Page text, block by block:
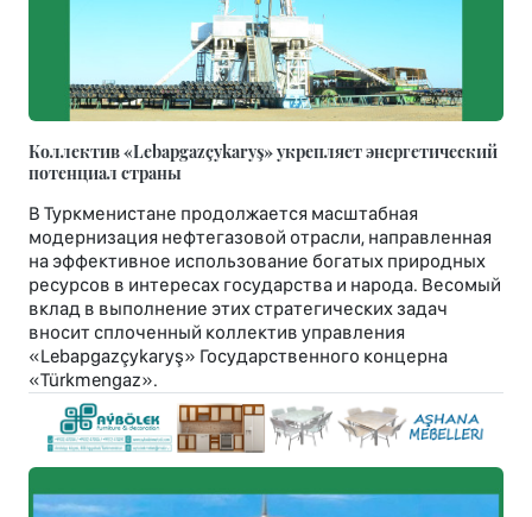
Коллектив «Lebapgazçykaryş» укрепляет энергетический
потенциал страны
В Туркменистане продолжается масштабная
модернизация нефтегазовой отрасли, направленная
на эффективное использование богатых природных
ресурсов в интересах государства и народа. Весомый
вклад в выполнение этих стратегических задач
вносит сплоченный коллектив управления
«Lebapgazçykaryş» Государственного концерна
«Türkmengaz».